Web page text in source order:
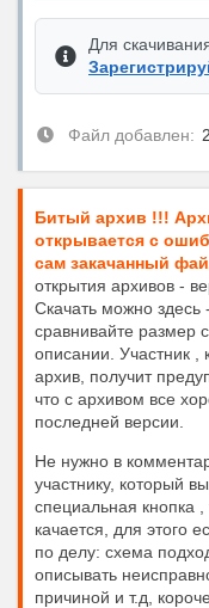
Для
Файл добавлен:
Битый архив !!!
открывается с
сам закачанный
открытия архивов -
Скачать можно здесь -
сравнивайте размер
описании. Участник
архив, получит
что с архивом все
последней версии.
Не нужно в
участнику, который
специальная кнопка
качается, для этого
по делу: схема
описывать
причиной и т.д,